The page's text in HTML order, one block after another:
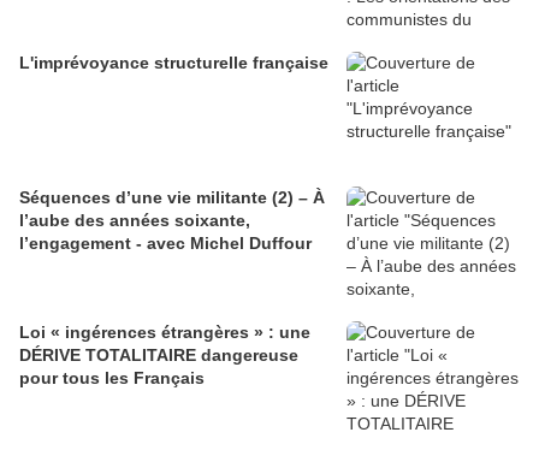
L'imprévoyance structurelle française
Séquences d’une vie militante (2) – À
l’aube des années soixante,
l’engagement - avec Michel Duffour
Loi « ingérences étrangères » : une
DÉRIVE TOTALITAIRE dangereuse
pour tous les Français